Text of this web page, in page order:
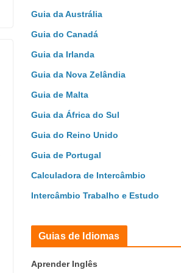
Guia da Austrália
Guia do Canadá
Guia da Irlanda
Guia da Nova Zelândia
Guia de Malta
Guia da África do Sul
Guia do Reino Unido
Guia de Portugal
Calculadora de Intercâmbio
Intercâmbio Trabalho e Estudo
Guias de Idiomas
Aprender Inglês